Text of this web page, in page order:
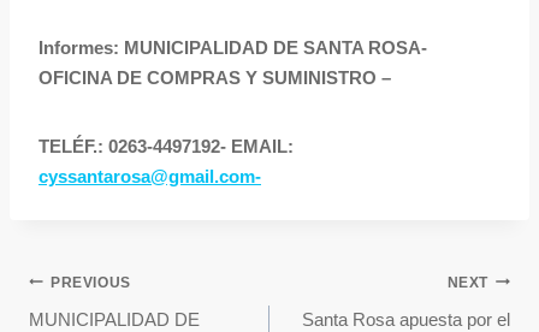
Informes: MUNICIPALIDAD DE SANTA ROSA-
OFICINA DE COMPRAS Y SUMINISTRO –
TELÉF.: 0263-4497192- EMAIL:
cyssantarosa@gmail.com-
PREVIOUS
MUNICIPALIDAD DE
NEXT
Santa Rosa apuesta por el